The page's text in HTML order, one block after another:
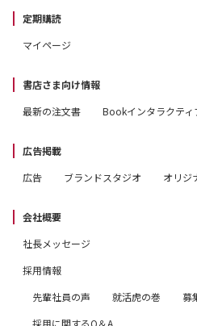
定期購読
マイページ
書店さま向け情報
最新の注文書
Bookインタラクティ
広告掲載
広告
ブランドスタジオ オリジ
会社概要
社長メッセージ
採用情報
先輩社員の声
就活虎の巻
募